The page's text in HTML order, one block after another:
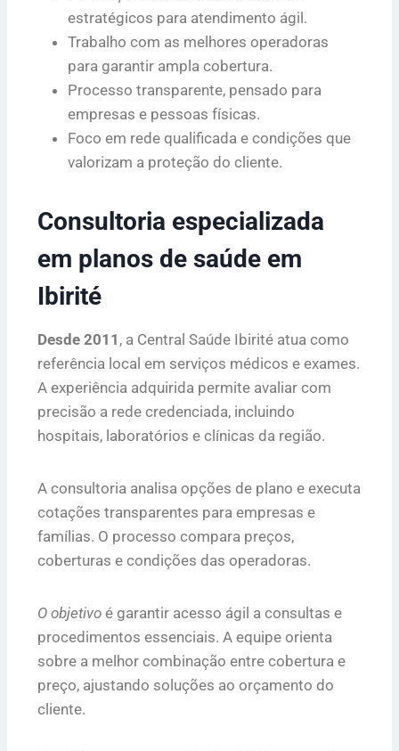
estratégicos para atendimento ágil.
Trabalho com as melhores operadoras
para garantir ampla cobertura.
Processo transparente, pensado para
empresas e pessoas físicas.
Foco em rede qualificada e condições que
valorizam a proteção do cliente.
Consultoria especializada
em planos de saúde em
Ibirité
Desde 2011 , a Central Saúde Ibirité atua como
referência local em serviços médicos e exames.
A experiência adquirida permite avaliar com
precisão a rede credenciada, incluindo
hospitais, laboratórios e clínicas da região.
A consultoria analisa opções de plano e executa
cotações transparentes para empresas e
famílias. O processo compara preços,
coberturas e condições das operadoras.
O objetivo é garantir acesso ágil a consultas e
procedimentos essenciais. A equipe orienta
sobre a melhor combinação entre cobertura e
preço, ajustando soluções ao orçamento do
cliente.